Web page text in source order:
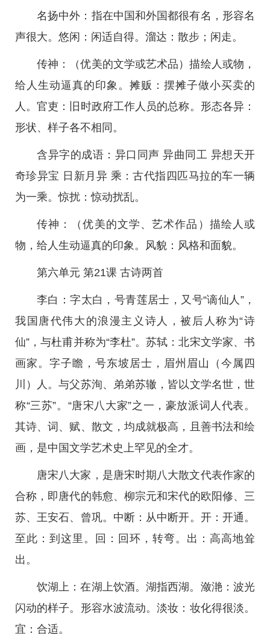
名扬中外：指在中国和外国都很有名，形容名
声很大。悠闲：闲适自得。溜达：散步；闲走。
传神：（优美的文学或艺术品）描绘人或物，
给人生动逼真的印象。摊贩：摆摊子做小买卖的
人。官吏：旧时政府工作人员的总称。形态各异：
形状、样子各不相同。
含异字的成语：异口同声 异曲同工 异想天开
奇珍异宝 日新月异 乘：古代指四匹马拉的车一辆
为一乘。惊扰：惊动扰乱。
传神：（优美的文学、艺术作品）描绘人或
物，给人生动逼真的印象。风貌：风格和面貌。
第六单元 第21课 古诗两首
李白：字太白，号青莲居士，又号“谪仙人”，
我国唐代伟大的浪漫主义诗人，被后人称为“诗
仙”，与杜甫并称为“李杜”。苏轼：北宋文学家、书
画家。字子瞻，号东坡居士，眉州眉山（今属四
川）人。与父苏洵、弟弟苏辙，皆以文学名世，世
称“三苏”。“唐宋八大家”之一，豪放派词人代表。
其诗、词、赋、散文，均成就极高，且善书法和绘
画，是中国文学艺术史上罕见的全才。
唐宋八大家，是唐宋时期八大散文代表作家的
合称，即唐代的韩愈、柳宗元和宋代的欧阳修、三
苏、王安石、曾巩。中断：从中断开。开：开通。
至此：到这里。回：回环，转弯。出：高高地耸
出。
饮湖上：在湖上饮酒。湖指西湖。潋滟：波光
闪动的样子。形容水波流动。淡妆：妆化得很淡。
宜：合适。